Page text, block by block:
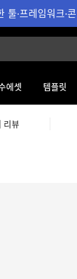
툴·프레임워크
에셋 템플릿
리뷰